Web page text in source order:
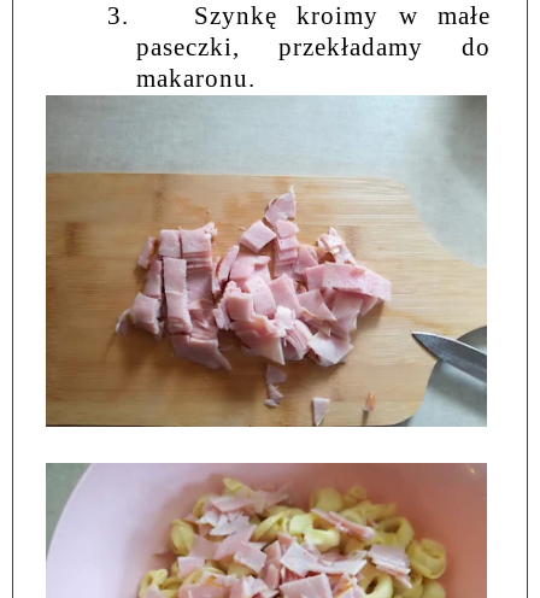
3.
Szynkę kroimy w małe
paseczki, przekładamy do
makaronu.